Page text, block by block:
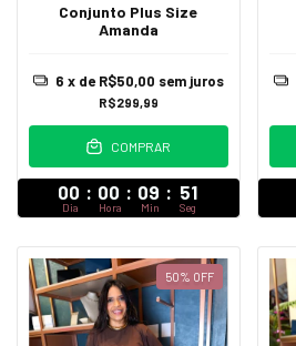
Conjunto Plus Size
Amanda
R$299,99
6 x de R$50,00 sem juros
COMPRAR
00 : 00 : 09 : 47
Dia Hora Min Seg
50% OFF